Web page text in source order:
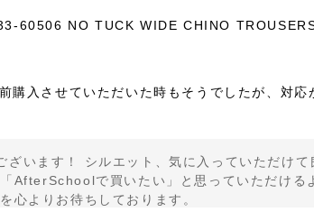
60506 NO TUCK WIDE CHINO
購入させていただいた時もそうでしたが、対
ざいます！ シルエット、気に入っていただけ
AfterSchoolで買いたい」と思っていただける
心よりお待ちしております。